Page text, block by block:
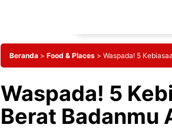
Beranda > Food & Places > Waspada! 5
Waspada! 5
Berat Badanmu